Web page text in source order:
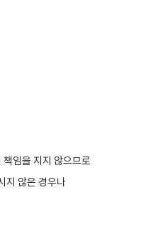
임을 지지 않으므로
지 않은 경우나